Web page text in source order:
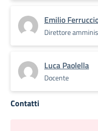
Emilio
Direttore
Luca Paolella
Docente
Contatti